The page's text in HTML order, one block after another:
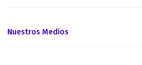
Nuestros Medios